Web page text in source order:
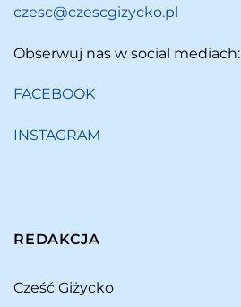
czesc@czescgizycko.pl
Obserwuj nas w social mediach:
FACEBOOK
INSTAGRAM
REDAKCJA
Cześć Giżycko